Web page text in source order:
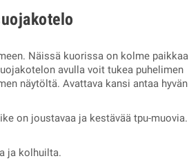
Näissä kuorissa on kolme paikkaa
avulla voit tukea puhelimen
näytöltä. Avattava kansi antaa hyvän
on joustavaa ja kestävää tpu-muovia.
ja kolhuilta.